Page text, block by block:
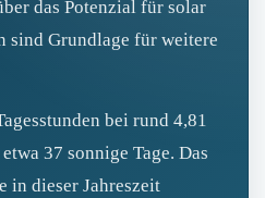
das Potenzial für solar
sind Grundlage für weitere
bei rund 4,81
37 sonnige Tage. Das
in dieser Jahreszeit